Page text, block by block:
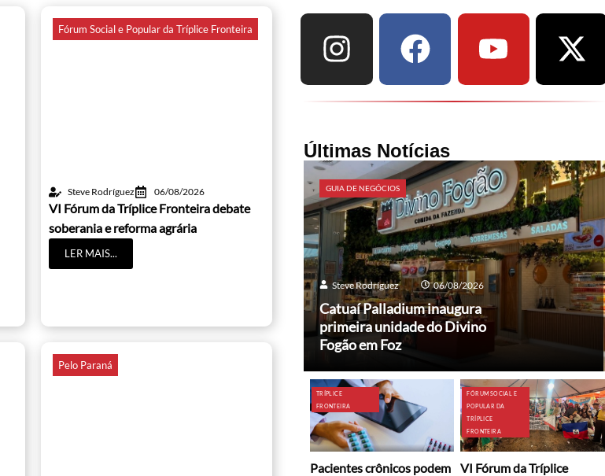
Fórum Social e Popular da Tríplice Fronteira
Steve Rodríguez 06/08/2026
VI Fórum da Tríplice Fronteira debate
soberania e reforma agrária
LER MAIS...
Pelo Paraná
Últimas Notícias
GUIA DE NEGÓCIOS
Steve Rodríguez 06/08/2026
Catuaí Palladium inaugura
primeira unidade do Divino
Fogão em Foz
TRÍPLICE
FRONTEIRA
Pacientes crônicos podem
FÓRUM SOCIAL E
POPULAR DA
TRÍPLICE
FRONTEIRA
VI Fórum da Tríplice